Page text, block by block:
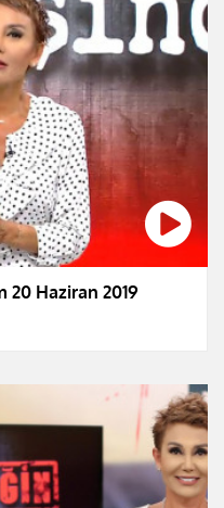
20 Haziran 2019